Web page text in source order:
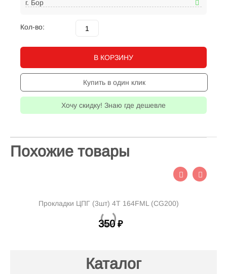
г. Бор
Кол-во:
В КОРЗИНУ
Купить в один клик
Хочу скидку! Знаю где дешевле
Похожие товары
Прокладки ЦПГ (3шт) 4T 164FML (CG200)
350 ₽
Каталог